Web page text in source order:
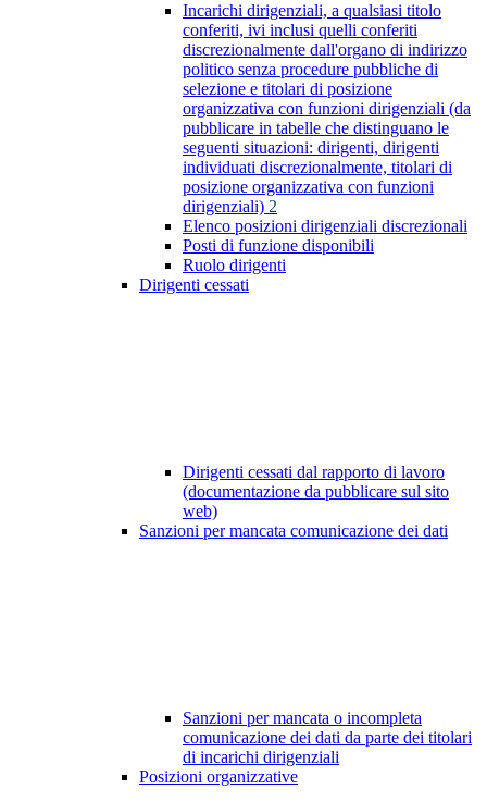
Incarichi dirigenziali, a qualsiasi titolo
conferiti, ivi inclusi quelli conferiti
discrezionalmente dall'organo di indirizzo
politico senza procedure pubbliche di
selezione e titolari di posizione
organizzativa con funzioni dirigenziali (da
pubblicare in tabelle che distinguano le
seguenti situazioni: dirigenti, dirigenti
individuati discrezionalmente, titolari di
posizione organizzativa con funzioni
dirigenziali) 2
Elenco posizioni dirigenziali discrezionali
Posti di funzione disponibili
Ruolo dirigenti
Dirigenti cessati
Dirigenti cessati dal rapporto di lavoro
(documentazione da pubblicare sul sito
web)
Sanzioni per mancata comunicazione dei dati
Sanzioni per mancata o incompleta
comunicazione dei dati da parte dei titolari
di incarichi dirigenziali
Posizioni organizzative